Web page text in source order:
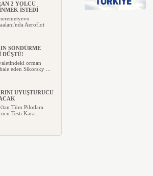
2 YOLCU
İSTEDİ
Aeroflot
SÖNDÜRME
DÜŞTÜ!
orman
eden Sikorsky ...
UYUŞTURUCU
Tüm Pilotlara
Testi Kara...